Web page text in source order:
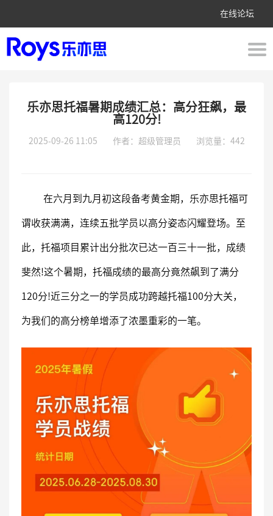
在线论坛
乐亦思托福暑期成绩汇总：高分狂飙，最
高120分!
2025-09-26 11:05 作者：超级管理员 浏览量：442
在六月到九月初这段备考黄金期，乐亦思托福可
谓收获满满，连续五批学员以高分姿态闪耀登场。至
此，托福项目累计出分批次已达一百三十一批，成绩
斐然!这个暑期，托福成绩的最高分竟然飙到了满分
120分!近三分之一的学员成功跨越托福100分大关，
为我们的高分榜单增添了浓墨重彩的一笔。